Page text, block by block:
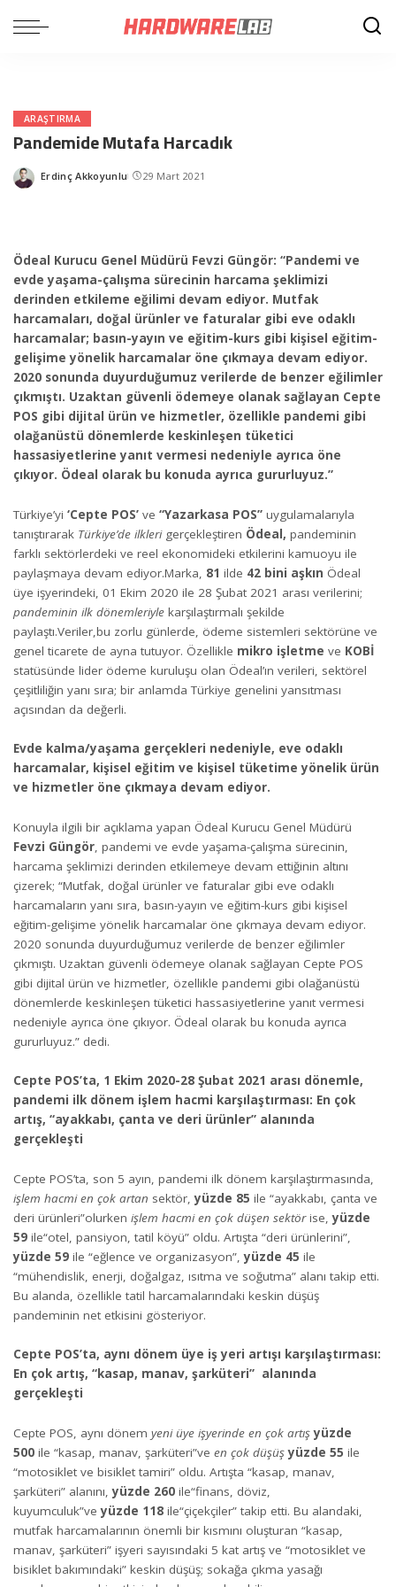
ARAŞTIRMA
Pandemide Mutafa Harcadık
Posted
Erdinç Akkoyunlu 29 Mart 2021
Ödeal Kurucu Genel Müdürü Fevzi Güngör: “Pandemi ve
evde yaşama-çalışma sürecinin harcama şeklimizi
derinden etkileme eğilimi devam ediyor. Mutfak
harcamaları, doğal ürünler ve faturalar gibi eve odaklı
harcamalar; basın-yayın ve eğitim-kurs gibi kişisel eğitim-
gelişime yönelik harcamalar öne çıkmaya devam ediyor.
2020 sonunda duyurduğumuz verilerde de benzer eğilimler
çıkmıştı. Uzaktan güvenli ödemeye olanak sağlayan Cepte
POS gibi dijital ürün ve hizmetler, özellikle pandemi gibi
olağanüstü dönemlerde keskinleşen tüketici
hassasiyetlerine yanıt vermesi nedeniyle ayrıca öne
çıkıyor. Ödeal olarak bu konuda ayrıca gururluyuz.”
Türkiye’yi ‘Cepte POS’ ve “Yazarkasa POS” uygulamalarıyla
tanıştırarak Türkiye’de ilkleri gerçekleştiren Ödeal, pandeminin
farklı sektörlerdeki ve reel ekonomideki etkilerini kamuoyu ile
paylaşmaya devam ediyor.Marka, 81 ilde 42 bini aşkın Ödeal
üye işyerindeki, 01 Ekim 2020 ile 28 Şubat 2021 arası verilerini;
pandeminin ilk dönemleriyle karşılaştırmalı şekilde
paylaştı.Veriler,bu zorlu günlerde, ödeme sistemleri sektörüne ve
genel ticarete de ayna tutuyor. Özellikle mikro işletme ve KOBİ
statüsünde lider ödeme kuruluşu olan Ödeal’ın verileri, sektörel
çeşitliliğin yanı sıra; bir anlamda Türkiye genelini yansıtması
açısından da değerli.
Evde kalma/yaşama gerçekleri nedeniyle, eve odaklı
harcamalar, kişisel eğitim ve kişisel tüketime yönelik ürün
ve hizmetler öne çıkmaya devam ediyor.
Konuyla ilgili bir açıklama yapan Ödeal Kurucu Genel Müdürü
Fevzi Güngör , pandemi ve evde yaşama-çalışma sürecinin,
harcama şeklimizi derinden etkilemeye devam ettiğinin altını
çizerek; “Mutfak, doğal ürünler ve faturalar gibi eve odaklı
harcamaların yanı sıra, basın-yayın ve eğitim-kurs gibi kişisel
eğitim-gelişime yönelik harcamalar öne çıkmaya devam ediyor.
2020 sonunda duyurduğumuz verilerde de benzer eğilimler
çıkmıştı. Uzaktan güvenli ödemeye olanak sağlayan Cepte POS
gibi dijital ürün ve hizmetler, özellikle pandemi gibi olağanüstü
dönemlerde keskinleşen tüketici hassasiyetlerine yanıt vermesi
nedeniyle ayrıca öne çıkıyor. Ödeal olarak bu konuda ayrıca
gururluyuz.” dedi.
Cepte POS’ta, 1 Ekim 2020-28 Şubat 2021 arası dönemle,
pandemi ilk dönem işlem hacmi karşılaştırması: En çok
artış, “ayakkabı, çanta ve deri ürünler” alanında
gerçekleşti
Cepte POS’ta, son 5 ayın, pandemi ilk dönem karşılaştırmasında,
işlem hacmi en çok artan sektör,yüzde 85 ile “ayakkabı, çanta ve
deri ürünleri”olurken işlem hacmi en çok düşen sektörise,yüzde
59 ile“otel, pansiyon, tatil köyü” oldu. Artışta “deri ürünlerini”,
yüzde 59 ile “eğlence ve organizasyon”,yüzde 45 ile
“mühendislik, enerji, doğalgaz, ısıtma ve soğutma” alanı takip etti.
Bu alanda, özellikle tatil harcamalarındaki keskin düşüş
pandeminin net etkisini gösteriyor.
Cepte POS’ta, aynı dönem üye iş yeri artışı karşılaştırması:
En çok artış, “kasap, manav, şarküteri” alanında
gerçekleşti
Cepte POS, aynı dönem yeni üye işyerinde en çok artışyüzde
500 ile “kasap, manav, şarküteri”ve en çok düşüş yüzde 55 ile
“motosiklet ve bisiklet tamiri” oldu. Artışta “kasap, manav,
şarküteri” alanını,yüzde 260 ile“finans, döviz,
kuyumculuk”ve yüzde 118 ile“çiçekçiler” takip etti. Bu alandaki,
mutfak harcamalarının önemli bir kısmını oluşturan “kasap,
manav, şarküteri” işyeri sayısındaki 5 kat artış ve “motosiklet ve
bisiklet bakımındaki” keskin düşüş; sokağa çıkma yasağı